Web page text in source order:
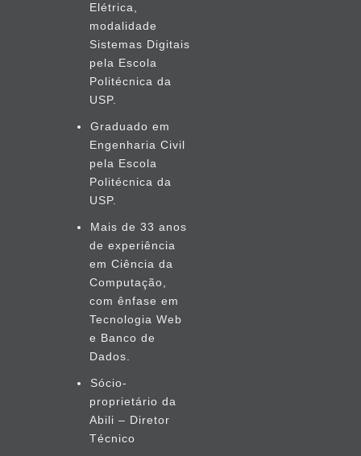
Elétrica,
modalidade
Sistemas Digitais
pela Escola
Politécnica da
USP.
Graduado em
Engenharia Civil
pela Escola
Politécnica da
USP.
Mais de 33 anos
de experiência
em Ciência da
Computação,
com ênfase em
Tecnologia Web
e Banco de
Dados.
Sócio-
proprietário da
Abili – Diretor
Técnico